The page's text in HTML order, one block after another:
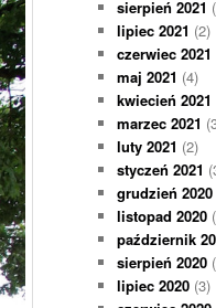
sierpień 2021
lipiec 2021 (2)
czerwiec 2021
maj 2021 (4)
kwiecień 2021
marzec 2021
luty 2021 (2)
styczeń 2021
grudzień 2020
listopad 2020
październik
sierpień 2020
lipiec 2020 (3)